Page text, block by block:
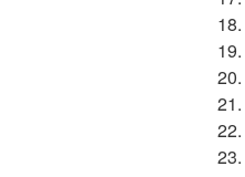
18.
19.
20.
21.
22.
23.